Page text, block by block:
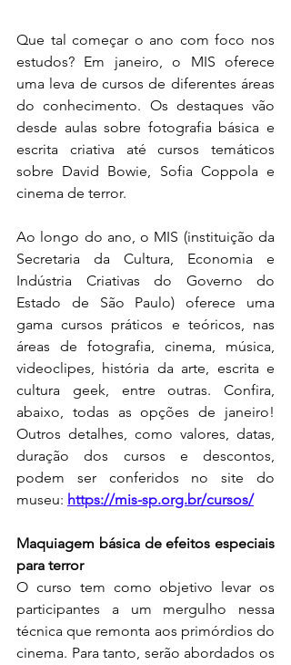
Que tal começar o ano com foco nos
estudos? Em janeiro, o MIS oferece
uma leva de cursos de diferentes áreas
do conhecimento. Os destaques vão
desde aulas sobre fotografia básica e
escrita criativa até cursos temáticos
sobre David Bowie, Sofia Coppola e
cinema de terror.
Ao longo do ano, o MIS (instituição da
Secretaria da Cultura, Economia e
Indústria Criativas do Governo do
Estado de São Paulo) oferece uma
gama cursos práticos e teóricos, nas
áreas de fotografia, cinema, música,
videoclipes, história da arte, escrita e
cultura geek, entre outras. Confira,
abaixo, todas as opções de janeiro!
Outros detalhes, como valores, datas,
duração dos cursos e descontos,
podem ser conferidos no site do
museu: https://mis-sp.org.br/cursos/
Maquiagem básica de efeitos especiais
para terror
O curso tem como objetivo levar os
participantes a um mergulho nessa
técnica que remonta aos primórdios do
cinema. Para tanto, serão abordados os